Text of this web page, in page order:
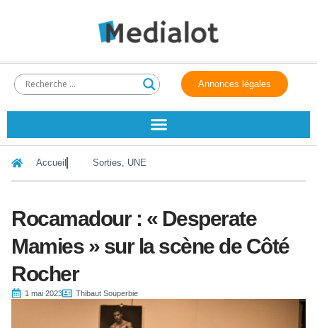
Annonces légales
Accueil Sorties, UNE
Rocamadour : « Desperate
Mamies » sur la scène de Côté
Rocher
1 mai 2023 Thibaut Souperbie